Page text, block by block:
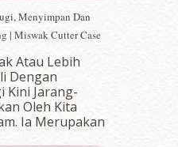
Menyimpan Dan
| Miswak Cutter Case
Atau Lebih
Dengan
Kini Jarang-
Oleh Kita
Ia Merupakan